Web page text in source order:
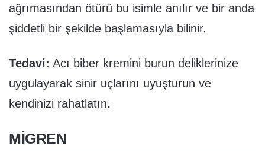
ağrımasından ötürü bu isimle anılır ve bir anda
şiddetli bir şekilde başlamasıyla bilinir.
Tedavi: Acı biber kremini burun deliklerinize
uygulayarak sinir uçlarını uyuşturun ve
kendinizi rahatlatın.
MIGREN